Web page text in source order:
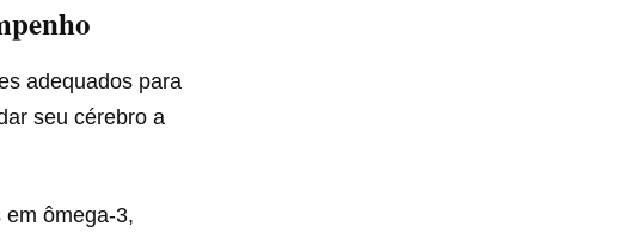
adequados para
seu cérebro a
em ômega-3,